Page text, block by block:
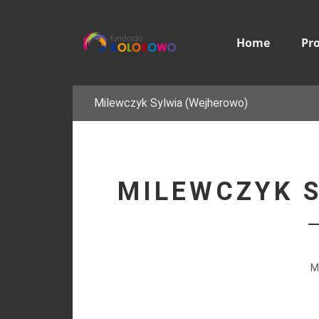
Home
Milewczyk Sylwia (Wejherowo)
MILEWCZYK